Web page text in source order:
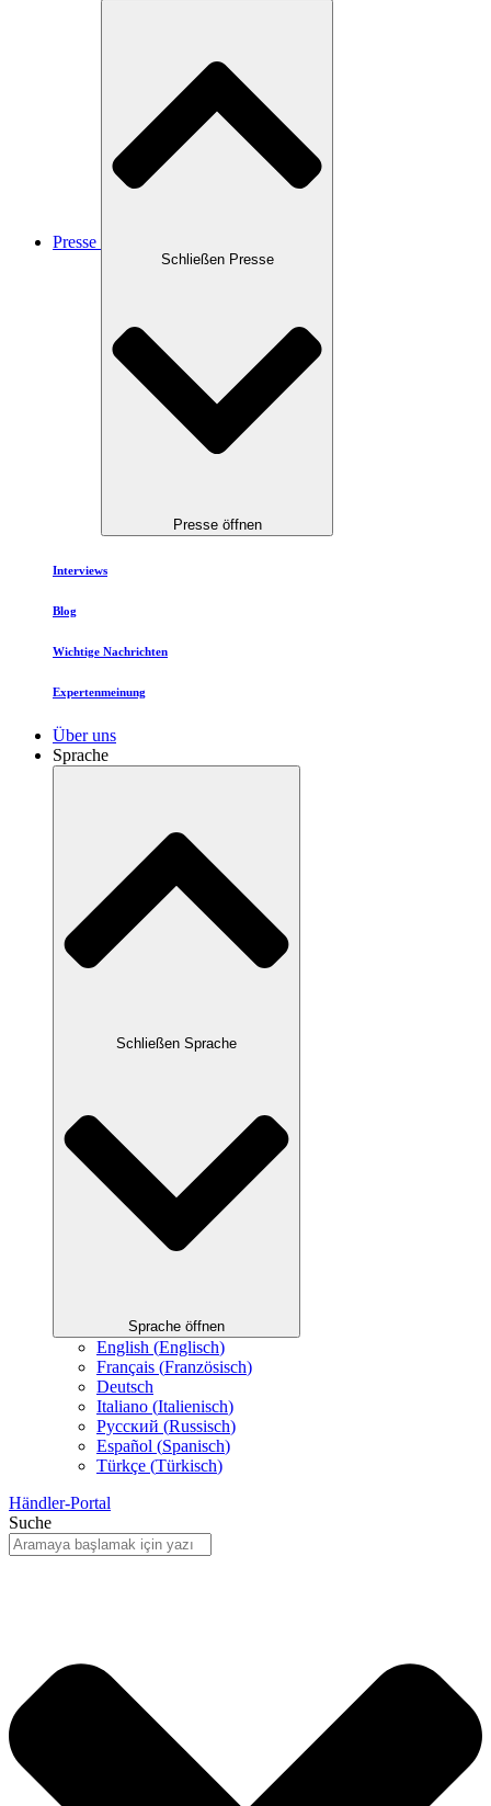
Presse
Schließen Presse
Presse öffnen
Interviews
Blog
Wichtige Nachrichten
Expertenmeinung
Über uns
Sprache
Schließen Sprache
Sprache öffnen
English (Englisch)
Français (Französisch)
Deutsch
Italiano (Italienisch)
Русский (Russisch)
Español (Spanisch)
Türkçe (Türkisch)
Händler-Portal
Suche